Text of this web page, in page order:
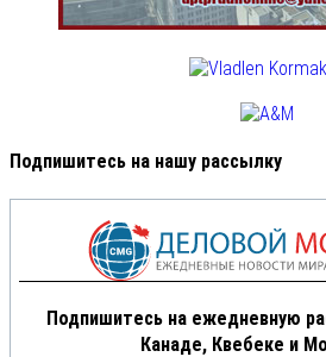
Подпишитесь на нашу рассылку
Подпишитесь на ежедневную
Канаде, Квебеке и